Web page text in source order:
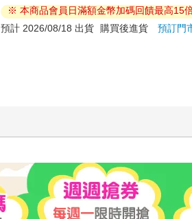
※ 本商品會員日滿額金幣加碼回饋最高15
預計 2026/08/18 出貨
購買後進貨預訂門